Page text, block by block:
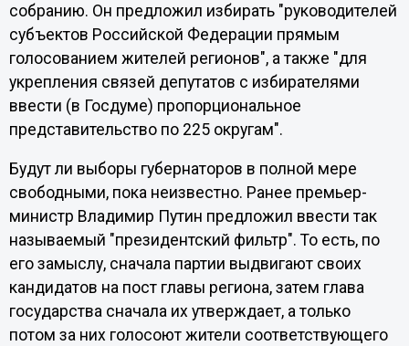
собранию. Он предложил избирать "руководителей
субъектов Российской Федерации прямым
голосованием жителей регионов", а также "для
укрепления связей депутатов с избирателями
ввести (в Госдуме) пропорциональное
представительство по 225 округам".
Будут ли выборы губернаторов в полной мере
свободными, пока неизвестно. Ранее премьер-
министр Владимир Путин предложил ввести так
называемый "президентский фильтр". То есть, по
его замыслу, сначала партии выдвигают своих
кандидатов на пост главы региона, затем глава
государства сначала их утверждает, а только
потом за них голосоют жители соответствующего